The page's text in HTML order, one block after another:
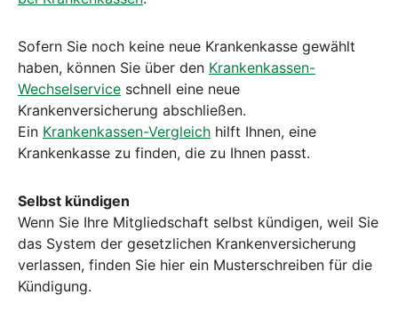
Sofern Sie noch keine neue Krankenkasse gewählt
haben, können Sie über den Krankenkassen-
Wechselservice schnell eine neue
Krankenversicherung abschließen.
Ein Krankenkassen-Vergleich hilft Ihnen, eine
Krankenkasse zu finden, die zu Ihnen passt.
Selbst kündigen
Wenn Sie Ihre Mitgliedschaft selbst kündigen, weil Sie
das System der gesetzlichen Krankenversicherung
verlassen, finden Sie hier ein Musterschreiben für die
Kündigung.